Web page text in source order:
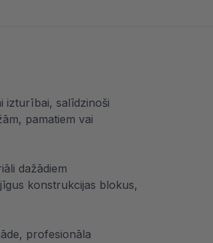
izturībai, salīdzinoši
pamatiem vai
dažādiem
konstrukcijas blokus,
profesionāla